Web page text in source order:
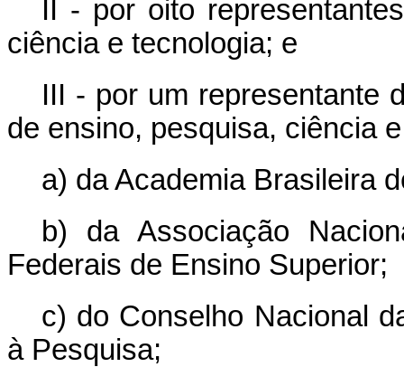
II - por oito
ciência e tecnologia; e
III - por um representante
de ensino, pesquisa, ciência
a) da Academia Brasileira
b) da Associação
Federais de Ensino Superior;
c) do Conselho Nacional
à Pesquisa;